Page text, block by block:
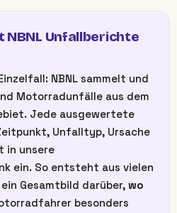
Unfallberichte
NBNL sammelt und
Motorradunfälle aus dem
Jede ausgewertete
Unfalltyp, Ursache
in unsere
ein. So entsteht aus vielen
Gesamtbild darüber, wo
besonders